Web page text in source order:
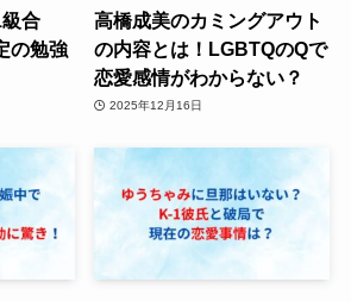
合
の勉強
高橋成美のカミングアウト
の内容とは！LGBTQのQで
恋愛感情がわからない？
2025年12月16日